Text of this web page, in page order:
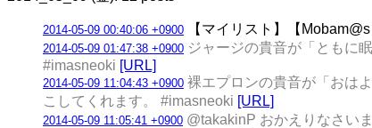
2014-05-09 00:40:06 +0900 【マイリスト】【
2014-05-09 01:47:38 +0900 ジャージの貴音が「ともに
#imasneoki [URL]
2014-05-09 11:04:43 +0900 裸エプロンの貴音が「おは
こしてくれます。 #imasneoki [URL]
2014-05-09 11:05:41 +0900 @takakinP おかえりなさい